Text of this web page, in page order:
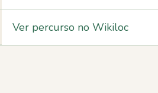
Ver percurso no Wikiloc